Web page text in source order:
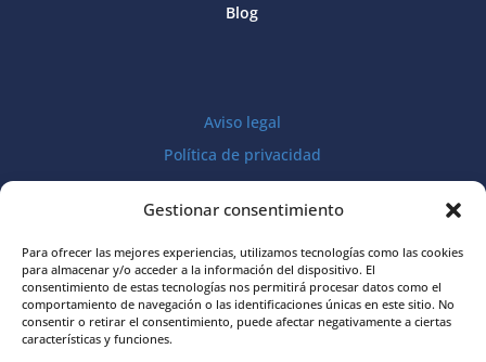
Gestionar consentimiento
Para ofrecer las mejores experiencias, utilizamos tecnologías como las cookies
para almacenar y/o acceder a la información del dispositivo. El
consentimiento de estas tecnologías nos permitirá procesar datos como el
comportamiento de navegación o las identificaciones únicas en este sitio. No
consentir o retirar el consentimiento, puede afectar negativamente a ciertas
características y funciones.
Blog
Aviso legal
Política de privacidad
Política de cookies